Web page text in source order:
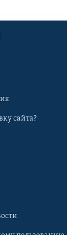
сайта?